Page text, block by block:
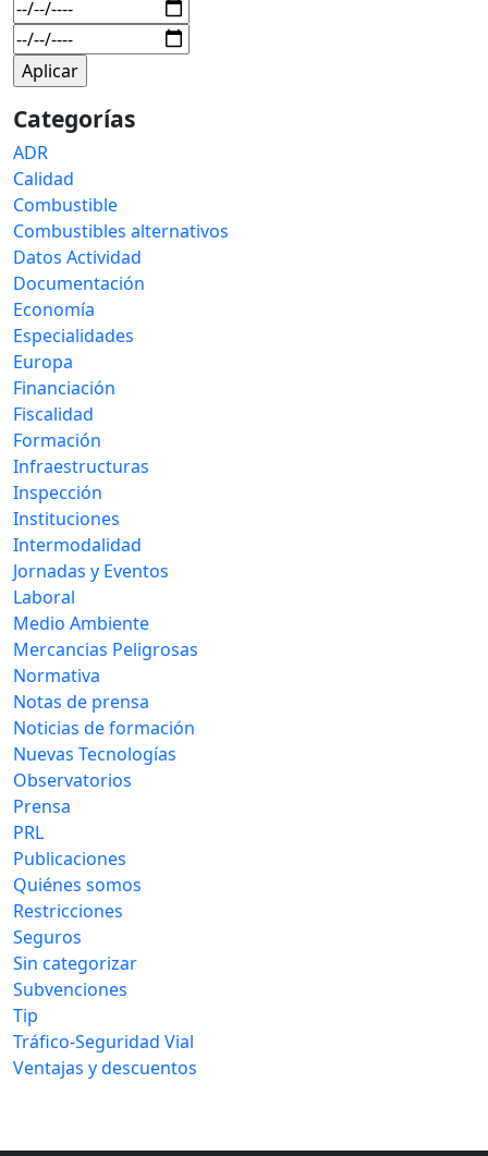
Categorías
ADR
Calidad
Combustible
Combustibles alternativos
Datos Actividad
Documentación
Economía
Especialidades
Europa
Financiación
Fiscalidad
Formación
Infraestructuras
Inspección
Instituciones
Intermodalidad
Jornadas y Eventos
Laboral
Medio Ambiente
Mercancias Peligrosas
Normativa
Notas de prensa
Noticias de formación
Nuevas Tecnologías
Observatorios
Prensa
PRL
Publicaciones
Quiénes somos
Restricciones
Seguros
Sin categorizar
Subvenciones
Tip
Tráfico-Seguridad Vial
Ventajas y descuentos